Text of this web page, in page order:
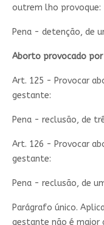
outrem lho provoque:
Pena - detenção, de
Aborto provocado
Art. 125 - Provocar
gestante:
Pena - reclusão, de
Art. 126 - Provocar
gestante:
Pena - reclusão, de
Parágrafo único.
gestante não é maior